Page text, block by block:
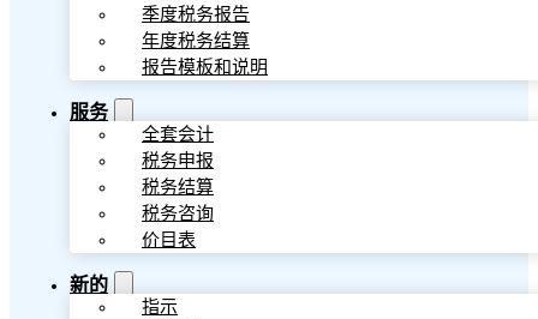
季度税务报告
年度税务结算
报告模板和说明
服务
全套会计
税务申报
税务结算
税务咨询
价目表
新的
指示